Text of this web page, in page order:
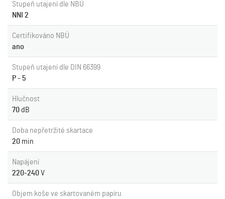
Stupeň utajení dle NBÚ
NNI 2
Certifikováno NBÚ
ano
Stupeň utajení dle DIN 66399
P - 5
Hlučnost
70dB
Doba nepřetržité skartace
20 min
Napájení
220-240V
Objem koše ve skartovaném papíru